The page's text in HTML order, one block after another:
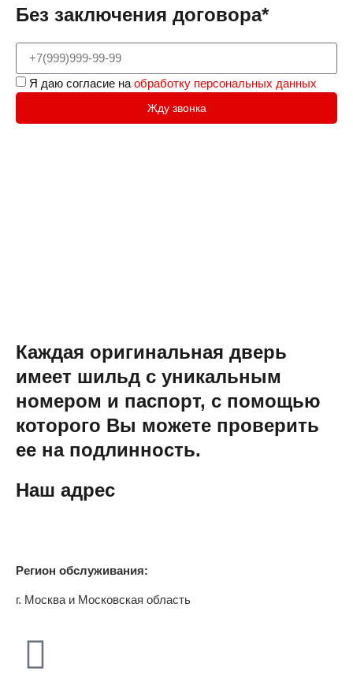
Без заключения договора*
Я даю согласие на обработку персональных данных
Жду звонка
Каждая оригинальная дверь
имеет шильд с уникальным
номером и паспорт, с помощью
которого Вы можете проверить
ее на подлинность.
Наш адрес
Регион обслуживания:
г. Москва и Московская область